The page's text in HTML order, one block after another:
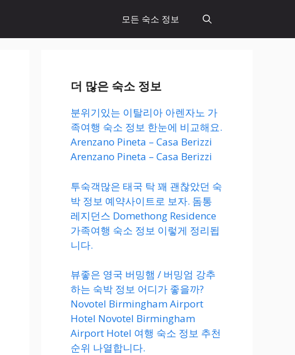
모든 숙소 정보
더 많은 숙소 정보
분위기있는 이탈리아 아렌자노 가
족여행 숙소 정보 한눈에 비교해요.
Arenzano Pineta – Casa Berizzi
Arenzano Pineta – Casa Berizzi
투숙객많은 태국 탁 꽤 괜찮았던 숙
박 정보 예약사이트로 보자. 돔통
레지던스 Domethong Residence
가족여행 숙소 정보 이렇게 정리됩
니다.
뷰좋은 영국 버밍햄 / 버밍엄 강추
하는 숙박 정보 어디가 좋을까?
Novotel Birmingham Airport
Hotel Novotel Birmingham
Airport Hotel 여행 숙소 정보 추천
순위 나열합니다.